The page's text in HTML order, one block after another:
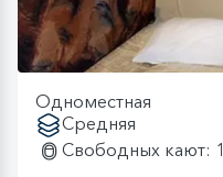
Одноместная
Средняя
Свободных кают: 1